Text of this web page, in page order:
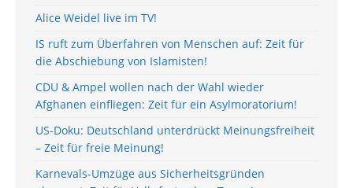
Alice Weidel live im TV!
IS ruft zum Überfahren von Menschen auf: Zeit für
die Abschiebung von Islamisten!
CDU & Ampel wollen nach der Wahl wieder
Afghanen einfliegen: Zeit für ein Asylmoratorium!
US-Doku: Deutschland unterdrückt Meinungsfreiheit
– Zeit für freie Meinung!
Karnevals-Umzüge aus Sicherheitsgründen